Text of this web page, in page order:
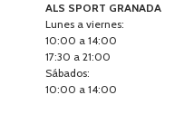
ALS SPORT GRANADA
Lunes a viernes:
10:00 a 14:00
17:30 a 21:00
Sábados:
10:00 a 14:00